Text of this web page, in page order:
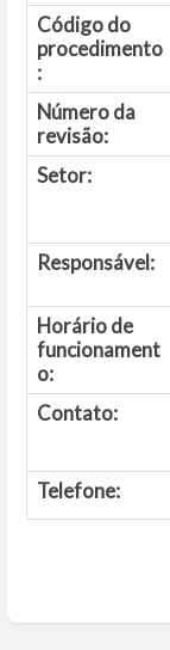
Código do
procedimento
:
Número da
revisão:
Setor:
Responsável:
Horário de
funcionament
o:
Contato:
Telefone: